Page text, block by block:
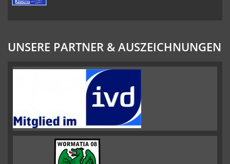
UNSERE PARTNER & AUSZEICHNUNGEN